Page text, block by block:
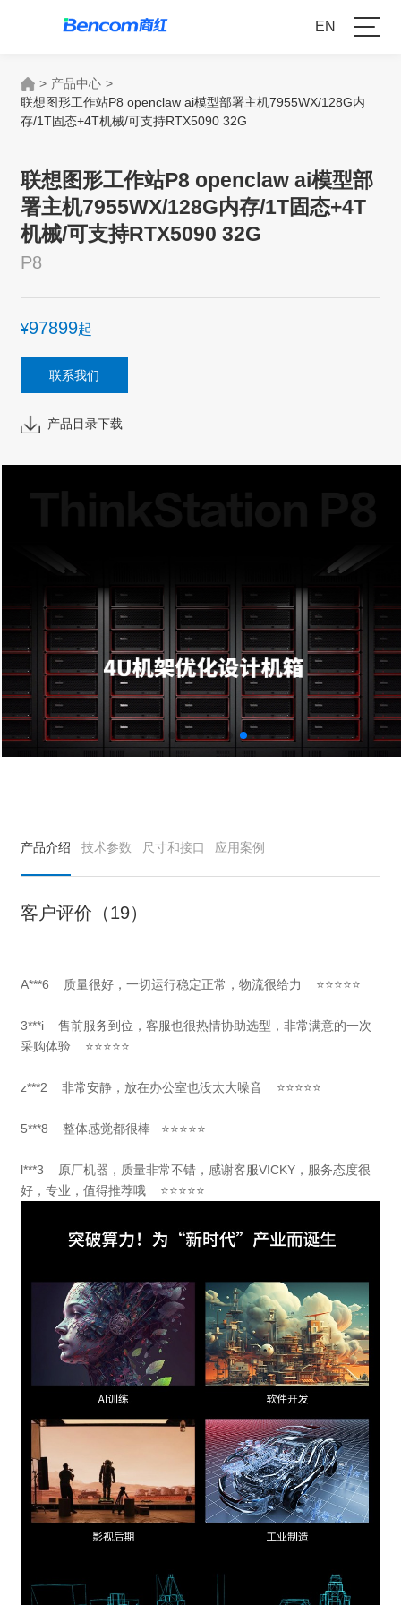
EN
> 产品中心 >
联想图形工作站P8 openclaw ai模型部署主机7955WX/128G内
存/1T固态+4T机械/可支持RTX5090 32G
联想图形工作站P8 openclaw ai模型部
署主机7955WX/128G内存/1T固态+4T
机械/可支持RTX5090 32G
P8
¥97899起
联系我们
产品目录下载
产品介绍 技术参数 尺寸和接口 应用案例
客户评价（19）
A***6 质量很好，一切运行稳定正常，物流很给力 ⭐⭐⭐⭐⭐
3***i 售前服务到位，客服也很热情协助选型，非常满意的一次
采购体验 ⭐⭐⭐⭐⭐
z***2 非常安静，放在办公室也没太大噪音 ⭐⭐⭐⭐⭐
5***8 整体感觉都很棒 ⭐⭐⭐⭐⭐
l***3 原厂机器，质量非常不错，感谢客服VICKY，服务态度很
好，专业，值得推荐哦 ⭐⭐⭐⭐⭐